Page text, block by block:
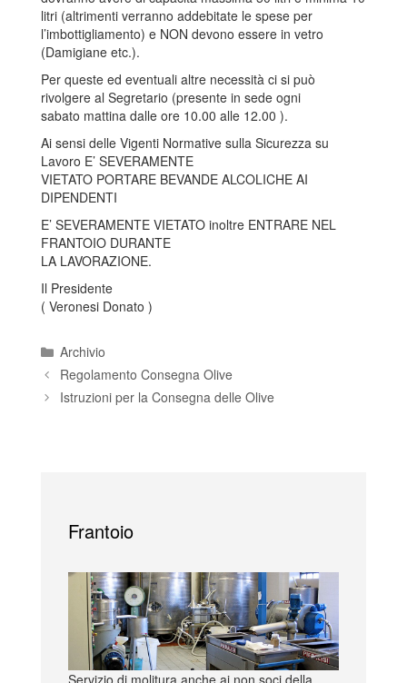
litri (altrimenti verranno addebitate le spese per
l’imbottigliamento) e NON devono essere in vetro
(Damigiane etc.).
Per queste ed eventuali altre necessità ci si può
rivolgere al Segretario (presente in sede ogni
sabato mattina dalle ore 10.00 alle 12.00 ).
Ai sensi delle Vigenti Normative sulla Sicurezza su
Lavoro E’ SEVERAMENTE
VIETATO PORTARE BEVANDE ALCOLICHE AI
DIPENDENTI
E’ SEVERAMENTE VIETATO inoltre ENTRARE NEL
FRANTOIO DURANTE
LA LAVORAZIONE.
Il Presidente
( Veronesi Donato )
Categories
Archivio
Regolamento Consegna Olive
Istruzioni per la Consegna delle Olive
Frantoio